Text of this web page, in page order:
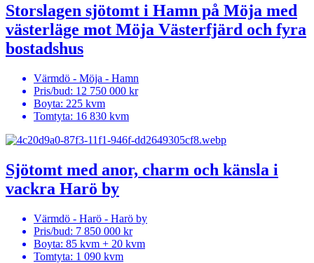
Storslagen sjötomt i Hamn på Möja med
västerläge mot Möja Västerfjärd och fyra
bostadshus
Värmdö - Möja - Hamn
Pris/bud: 12 750 000 kr
Boyta: 225 kvm
Tomtyta: 16 830 kvm
Sjötomt med anor, charm och känsla i
vackra Harö by
Värmdö - Harö - Harö by
Pris/bud: 7 850 000 kr
Boyta: 85 kvm + 20 kvm
Tomtyta: 1 090 kvm